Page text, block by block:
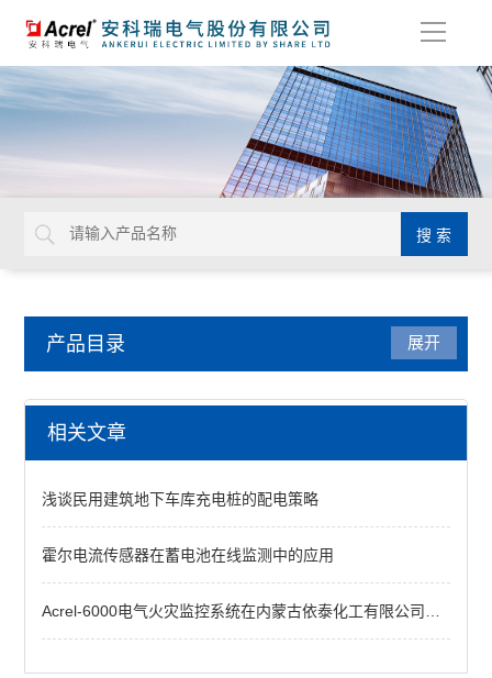
导
产品目录
电力监控与保护
防雷装置
频率电压紧急控制装置
备自投
剩余电流
展开
相关文章
浅谈民用建筑地下车库充电桩的配电策略
霍尔电流传感器在蓄电池在线监测中的应用
Acrel-6000电气火灾监控系统在内蒙古依泰化工有限公司中的应用